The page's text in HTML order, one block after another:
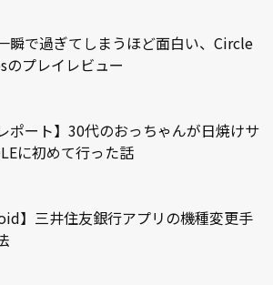
瞬で過ぎてしまうほど面白い、Circle
のプレイレビュー
ポート】30代のおっちゃんが日焼けサ
に初めて行った話
】三井住友銀行アプリの機種変更手